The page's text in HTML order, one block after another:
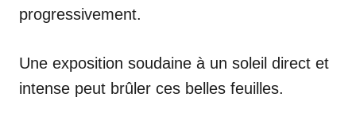
progressivement.
Une exposition soudaine à un soleil direct et
intense peut brûler ces belles feuilles.